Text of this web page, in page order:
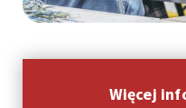
Więcej